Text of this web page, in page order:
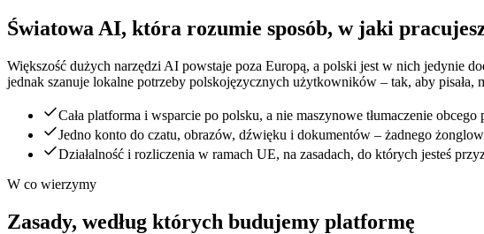
Światowa AI, która rozumie sposób, w jaki
Większość dużych narzędzi AI powstaje poza Europą, a polski jest w nich jedynie
jednak szanuje lokalne potrzeby polskojęzycznych użytkowników – tak, aby pisała,
Cała platforma i wsparcie po polsku, a nie maszynowe tłumaczenie obcego
Jedno konto do czatu, obrazów, dźwięku i dokumentów – żadnego
Działalność i rozliczenia w ramach UE, na zasadach, do których jesteś
W co wierzymy
Zasady, według których budujemy platformę